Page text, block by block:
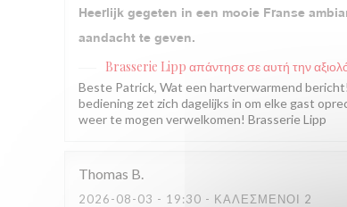
Heerlijk gegeten in een mooie Franse
aandacht te geven.
Brasserie Lipp απάντησε σε αυτή την
Beste Patrick, Wat een hartverwarmend
bediening zet zich dagelijks in om elke gast
weer te mogen verwelkomen! Brasserie Lipp
Thomas B
2026-08-03 - 19:30 - ΚΑΛΕΣΜΈΝΟΙ 2